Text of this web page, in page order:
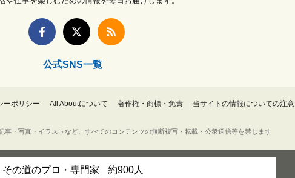
公式SNS一覧
ーポリシー All Aboutについて 著作権・商標・免責 当サイトの情報についての注意
事・写真・イラストなど、すべてのコンテンツの無断複写・転載・公衆送信等を禁じます
その道のプロ・専門家 約900人